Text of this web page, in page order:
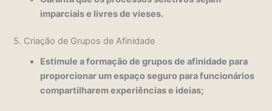
imparciais e livres de vieses.
5. Criação de Grupos de Afinidade
Estimule a formação de grupos de afinidade para
proporcionar um espaço seguro para funcionários
compartilharem experiências e ideias;